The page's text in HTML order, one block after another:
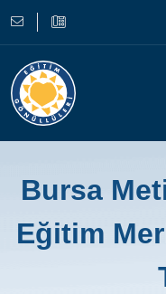
Bursa
Eğitim